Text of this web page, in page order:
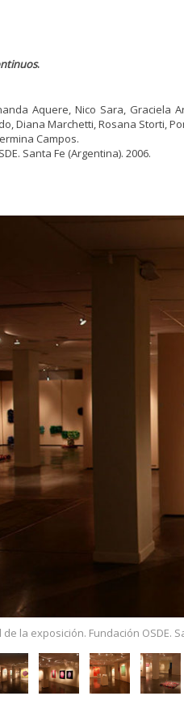
.
Aquere, Nico Sara, Graciela
Diana Marchetti, Rosana Storti,
Campos.
Santa Fe (Argentina). 2006.
la exposición. Fundación OSDE.